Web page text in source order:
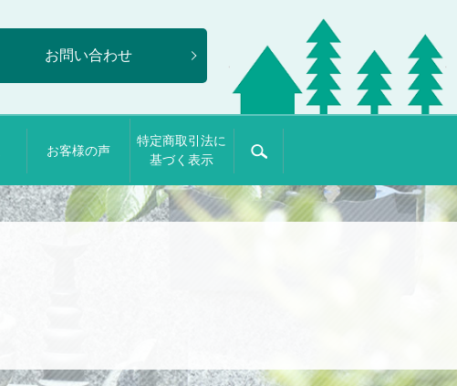
お問い合わせ
お客様の声
特定商取引法に
基づく表示